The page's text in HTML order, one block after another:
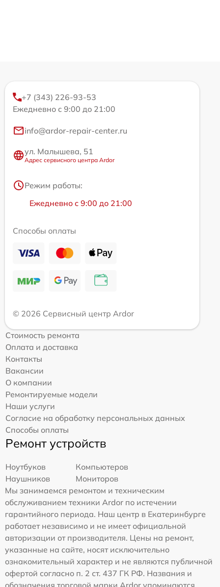
+7 (343) 226-93-53
Ежедневно с 9:00 до 21:00
info@ardor-repair-center.ru
ул. Малышева, 51
Адрес сервисного центра Ardor
Режим работы:
Ежедневно с 9:00 до 21:00
Способы оплаты
© 2026 Сервисный центр Ardor
Стоимость ремонта
Оплата и доставка
Контакты
Вакансии
О компании
Ремонтируемые модели
Наши услуги
Согласие на обработку персональных данных
Способы оплаты
Ремонт устройств
Ноутбуков
Компьютеров
Наушников
Мониторов
Мы занимаемся ремонтом и техническим
обслуживанием техники Ardor по истечении
гарантийного периода. Наш центр в Екатеринбурге
работает независимо и не имеет официальной
авторизации от производителя. Цены на ремонт,
указанные на сайте, носят исключительно
ознакомительный характер и не являются публичной
офертой согласно п. 2 ст. 437 ГК РФ. Названия и
обозначения торговой марки Ardor упоминаются